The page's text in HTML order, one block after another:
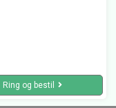
Ring og bestil